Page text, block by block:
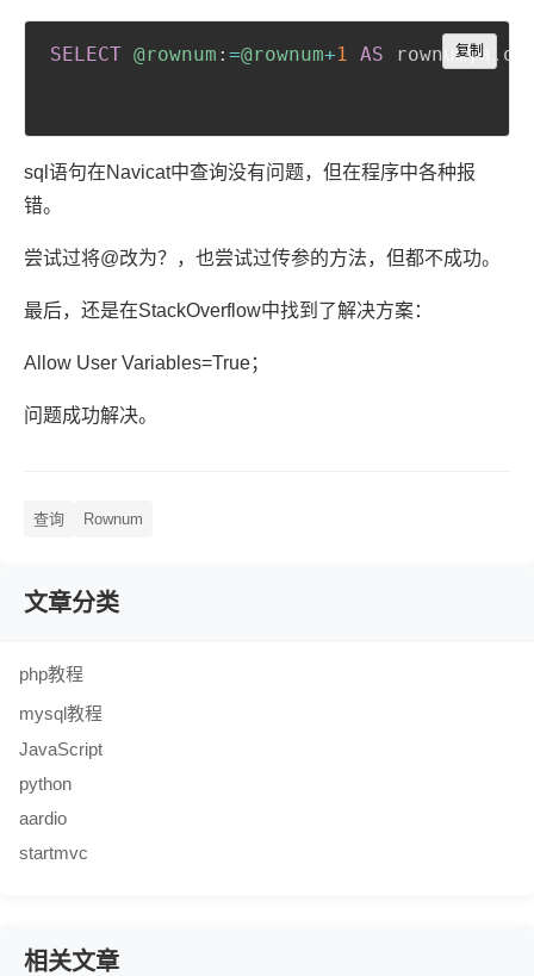
SELECT @rownum : =@rownum+1 AS rownum,a .
复制
Copy
sql语句在Navicat中查询没有问题，但在程序中各种报
错。
尝试过将@改为？，也尝试过传参的方法，但都不成功。
最后，还是在StackOverflow中找到了解决方案：
Allow User Variables=True；
问题成功解决。
查询 Rownum
文章分类
php教程
mysql教程
JavaScript
python
aardio
startmvc
相关文章